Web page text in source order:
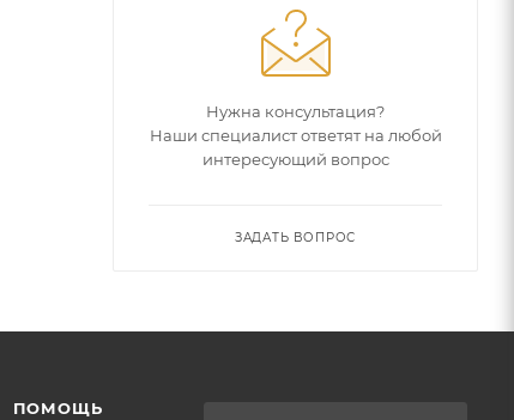
Нужна консультация?
Наши специалист ответят на любой
интересующий вопрос
ЗАДАТЬ ВОПРОС
ПОМОЩЬ